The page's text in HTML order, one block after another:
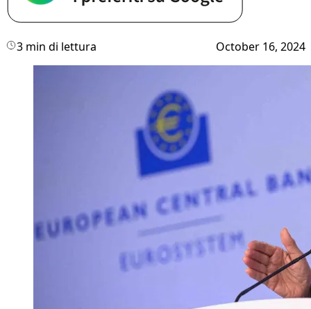
3 min di lettura October 16, 2024